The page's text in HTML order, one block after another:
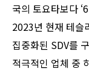
국의 토요타보다
2023년 현재 테슬
집중화된 SDV를
적극적인 업체 중